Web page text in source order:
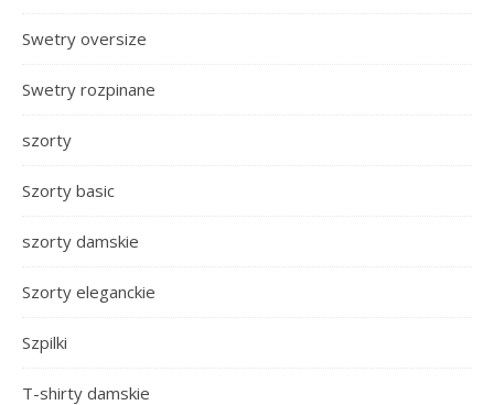
Swetry oversize
Swetry rozpinane
szorty
Szorty basic
szorty damskie
Szorty eleganckie
Szpilki
T-shirty damskie